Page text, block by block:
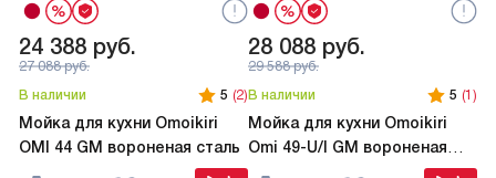
24 388 руб.
27 088руб.
В наличии
5 (2)
Мойка для кухни Omoikiri
OMI 44 GM вороненая сталь
28 088 руб.
29 588руб.
В наличии
5 (1)
Мойка для кухни Omoikiri
Omi 49-U/I GM вороненая